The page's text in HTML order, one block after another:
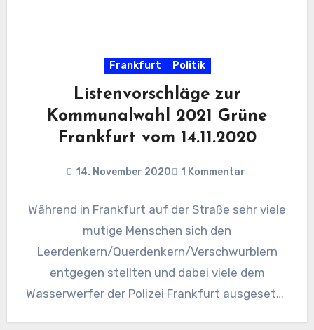
Frankfurt Politik
Listenvorschläge zur
Kommunalwahl 2021 Grüne
Frankfurt vom 14.11.2020
14. November 2020 1 Kommentar
Während in Frankfurt auf der Straße sehr viele
mutige Menschen sich den
Leerdenkern/Querdenkern/Verschwurblern
entgegen stellten und dabei viele dem
Wasserwerfer der Polizei Frankfurt ausgesetzt